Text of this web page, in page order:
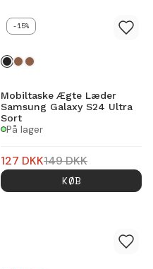
-15%
Mobiltaske Ægte Læder
Samsung Galaxy S24 Ultra
Sort
På lager
127 DKK149DKK
KØB